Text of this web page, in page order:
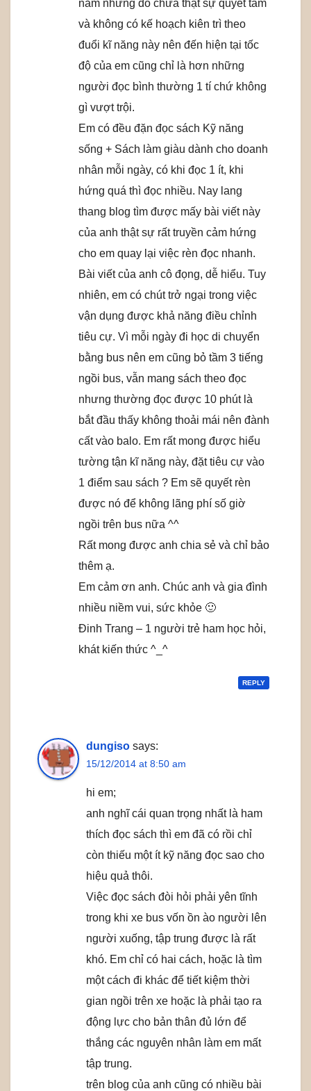
năm nhưng do chưa thật sự quyết tâm
và không có kế hoạch kiên trì theo
đuổi kĩ năng này nên đến hiện tại tốc
độ của em cũng chỉ là hơn những
người đọc bình thường 1 tí chứ không
gì vượt trội.
Em có đều đặn đọc sách Kỹ năng
sống + Sách làm giàu dành cho doanh
nhân mỗi ngày, có khi đọc 1 ít, khi
hứng quá thì đọc nhiều. Nay lang
thang blog tìm được mấy bài viết này
của anh thật sự rất truyền cảm hứng
cho em quay lại việc rèn đọc nhanh.
Bài viết của anh cô đọng, dễ hiểu. Tuy
nhiên, em có chút trở ngại trong việc
vận dụng được khả năng điều chỉnh
tiêu cự. Vì mỗi ngày đi học di chuyển
bằng bus nên em cũng bỏ tầm 3 tiếng
ngồi bus, vẫn mang sách theo đọc
nhưng thường đọc được 10 phút là
bắt đầu thấy không thoải mái nên đành
cất vào balo. Em rất mong được hiểu
tường tận kĩ năng này, đặt tiêu cự vào
1 điểm sau sách ? Em sẽ quyết rèn
được nó để không lãng phí số giờ
ngồi trên bus nữa ^^
Rất mong được anh chia sẻ và chỉ bảo
thêm ạ.
Em cảm ơn anh. Chúc anh và gia đình
nhiều niềm vui, sức khỏe 🙂
Đinh Trang – 1 người trẻ ham học hỏi,
khát kiến thức ^_^
REPLY
dungiso says:
15/12/2014 at 8:50 am
hi em;
anh nghĩ cái quan trọng nhất là ham
thích đọc sách thì em đã có rồi chỉ
còn thiếu một ít kỹ năng đọc sao cho
hiệu quả thôi.
Việc đọc sách đòi hỏi phải yên tĩnh
trong khi xe bus vốn ồn ào người lên
người xuống, tập trung được là rất
khó. Em chỉ có hai cách, hoặc là tìm
một cách đi khác để tiết kiệm thời
gian ngồi trên xe hoặc là phải tạo ra
động lực cho bản thân đủ lớn để
thắng các nguyên nhân làm em mất
tập trung.
trên blog của anh cũng có nhiều bài